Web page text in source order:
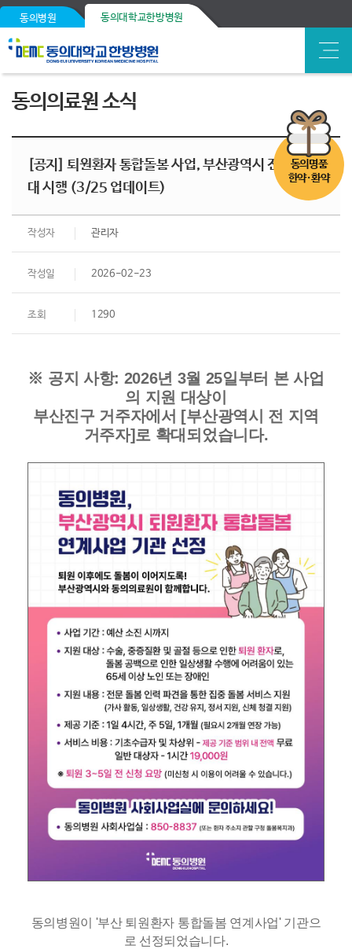
동의병원 동의대학교한방병원
동의명품
한약·환약
동의의료원 소식
[공지] 퇴원환자 통합돌봄 사업, 부산광역시 전 지역 확
대 시행 (3/25 업데이트)
작성자 관리자
작성일 2026-02-23
조회 1290
※ 공지 사항: 2026년 3월 25일부터 본 사업
의 지원 대상이
부산진구 거주자에서 [부산광역시 전 지역
거주자]로 확대되었습니다.
동의병원이 '부산 퇴원환자 통합돌봄 연계사업' 기관으
로 선정되었습니다.